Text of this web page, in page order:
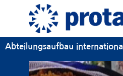
Abteilungsaufbau international